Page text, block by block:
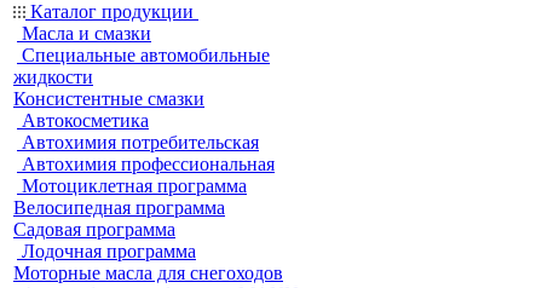
Каталог продукции
Масла и смазки
Специальные автомобильные
жидкости
Консистентные смазки
Автокосметика
Автохимия потребительская
Автохимия профессиональная
Мотоциклетная программа
Велосипедная программа
Садовая программа
Лодочная программа
Моторные масла для снегоходов